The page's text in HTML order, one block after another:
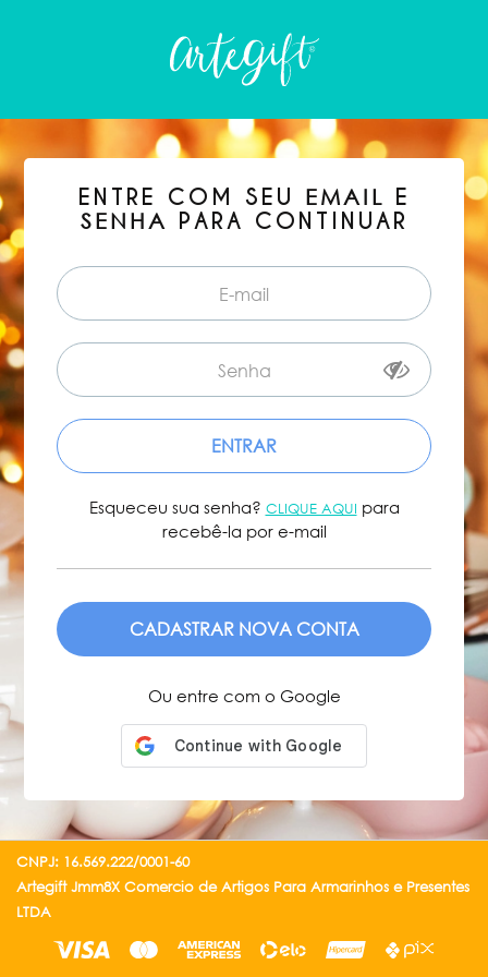
ENTRE COM SEU EMAIL E
SENHA PARA CONTINUAR
ENTRAR
Esqueceu sua senha? CLIQUE AQUI para
recebê-la por e-mail
ENVIAR
Ou entre com o Google
CNPJ: 16.569.222/0001-60
Artegift Jmm8X Comercio de Artigos Para Armarinhos e Presentes
LTDA